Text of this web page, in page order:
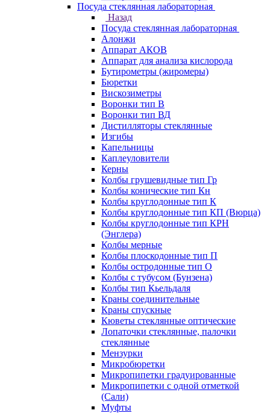
Посуда стеклянная лабораторная
Назад
Посуда стеклянная лабораторная
Алонжи
Аппарат АКОВ
Аппарат для анализа кислорода
Бутирометры (жиромеры)
Бюретки
Вискозиметры
Воронки тип В
Воронки тип ВД
Дистилляторы стеклянные
Изгибы
Капельницы
Каплеуловители
Керны
Колбы грушевидные тип Гр
Колбы конические тип Кн
Колбы круглодонные тип К
Колбы круглодонные тип КП (Вюрца)
Колбы круглодонные тип КРН
(Энглера)
Колбы мерные
Колбы плоскодонные тип П
Колбы остродонные тип О
Колбы с тубусом (Бунзена)
Колбы тип Кьельдаля
Краны соединительные
Краны спускные
Кюветы стеклянные оптические
Лопаточки стеклянные, палочки
стеклянные
Мензурки
Микробюретки
Микропипетки градуированные
Микропипетки с одной отметкой
(Сали)
Муфты